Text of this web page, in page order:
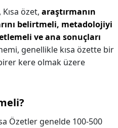
Kısa özet, araştırmanın
belirtmeli, metadolojiyi
ve ana sonuçları
genellikle kısa özette bir
kere olmak üzere
Özetler genelde 100-500